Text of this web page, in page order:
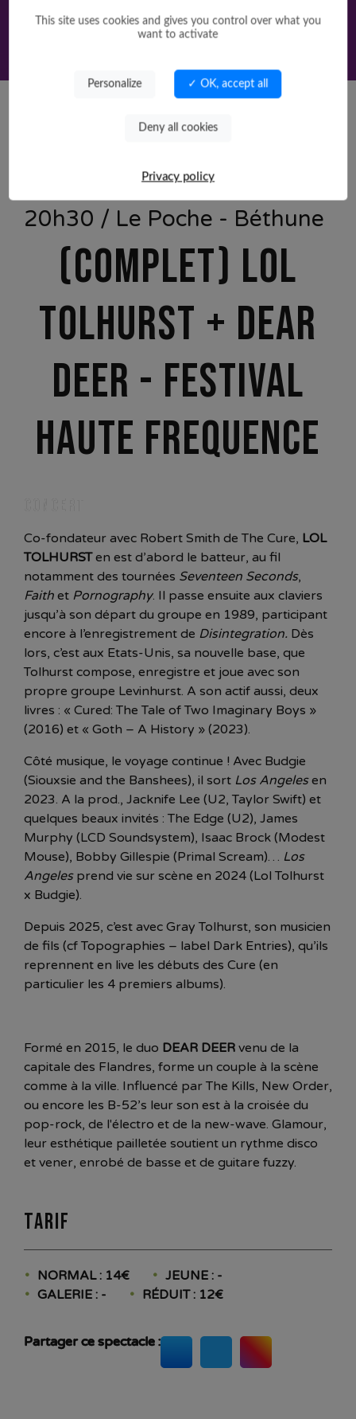
samedi 07 novembre 2026 à
20h30 / Le Poche - Béthune
(COMPLET) LOL
TOLHURST + DEAR
DEER - FESTIVAL
HAUTE FREQUENCE
Co-fondateur avec Robert Smith de The Cure, LOL
TOLHURSTen est d’abord le batteur, au fil
notamment des tournées Seventeen Seconds,
Faith et Pornography. Il passe ensuite aux claviers
jusqu’à son départ du groupe en 1989, participant
encore à l’enregistrement de Disintegration. Dès
lors, c’est aux Etats-Unis, sa nouvelle base, que
Tolhurst compose, enregistre et joue avec son
propre groupe Levinhurst. A son actif aussi, deux
livres : « Cured: The Tale of Two Imaginary Boys »
(2016) et « Goth – A History » (2023).
Côté musique, le voyage continue ! Avec Budgie
(Siouxsie and the Banshees), il sort Los Angelesen
2023. A la prod., Jacknife Lee (U2, Taylor Swift) et
quelques beaux invités : The Edge (U2), James
Murphy (LCD Soundsystem), Isaac Brock (Modest
Mouse), Bobby Gillespie (Primal Scream)… Los
Angelesprend vie sur scène en 2024 (Lol Tolhurst
x Budgie).
Depuis 2025, c’est avec Gray Tolhurst, son musicien
de fils (cf Topographies – label Dark Entries), qu’ils
reprennent en live les débuts des Cure (en
particulier les 4 premiers albums).
Formé en 2015, le duo DEAR DEER venu de la
capitale des Flandres, forme un couple à la scène
comme à la ville. Influencé par The Kills, New Order,
ou encore les B-52’s leur son est à la croisée du
pop-rock, de l'électro et de la new-wave. Glamour,
leur esthétique pailletée soutient un rythme disco
et vener, enrobé de basse et de guitare fuzzy.
Tarif
NORMAL : 14€
JEUNE : -
GALERIE : -
RÉDUIT : 12€
Partager ce spectacle :
This site uses cookies and gives you control over what you
want to activate
Personalize ✓ OK, accept all
Deny all cookies
Privacy policy